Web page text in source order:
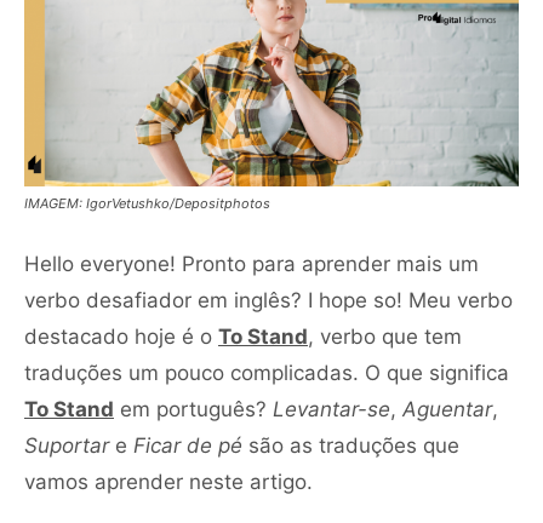
IMAGEM: IgorVetushko/Depositphotos
Hello everyone! Pronto para aprender mais um
verbo desafiador em inglês? I hope so! Meu verbo
destacado hoje é o To Stand, verbo que tem
traduções um pouco complicadas. O que significa
To Stand em português? Levantar-se, Aguentar,
Suportare Ficar de pé são as traduções que
vamos aprender neste artigo.